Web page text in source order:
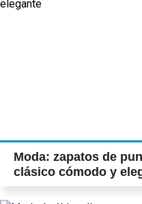
Moda: zapatos de
clásico cómodo y